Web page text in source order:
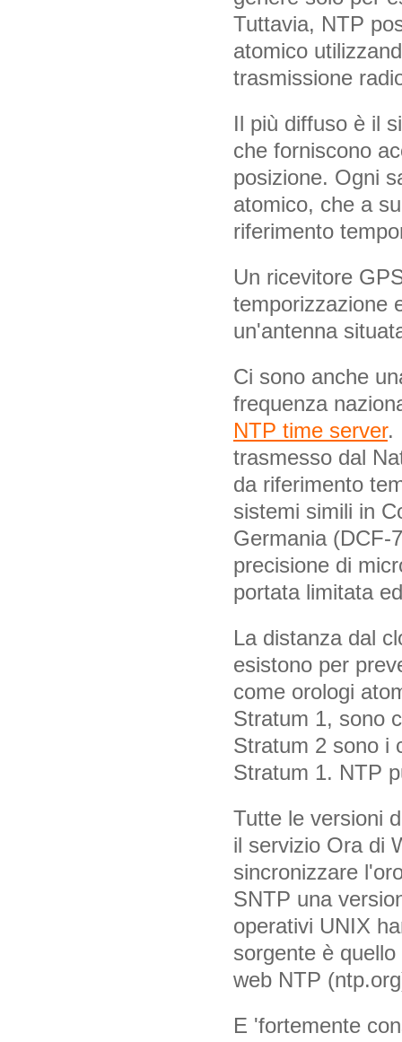
Tuttavia, NTP
atomico
trasmissione
Il più diffuso è il
che forniscono
posizione. Ogni
atomico, che a
riferimento
Un ricevitore
temporizzazione
un'antenna
Ci sono anche
frequenza
NTP time server.
trasmesso dal
da riferimento
sistemi simili in
Germania (DCF-
precisione di
portata limitata
La distanza dal
esistono per
come orologi
Stratum 1, sono
Stratum 2 sono i
Stratum 1. NTP
Tutte le versioni
il servizio Ora di
sincronizzare
SNTP una
operativi UNIX
sorgente è
web NTP
E 'fortemente